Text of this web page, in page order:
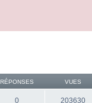
RÉPONSES VUES
0 203630